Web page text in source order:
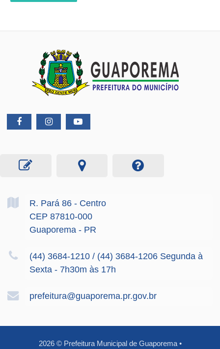
R. Pará 86 - Centro
CEP 87810-000
Guaporema - PR
(44) 3684-1210 / (44) 3684-1206 Segunda à
Sexta - 7h30m às 17h
prefeitura@guaporema.pr.gov.br
2026 © Prefeitura Municipal de Guaporema •